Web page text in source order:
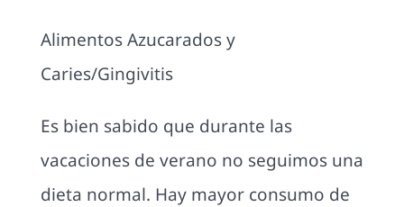
Alimentos Azucarados y
Caries/Gingivitis
Es bien sabido que durante las
vacaciones de verano no seguimos una
dieta normal. Hay mayor consumo de